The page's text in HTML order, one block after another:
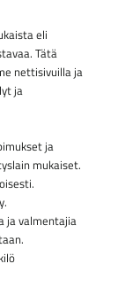
eli
Tätä
nettisivuilla ja
ja
ja
mukaiset.
ja valmentajia